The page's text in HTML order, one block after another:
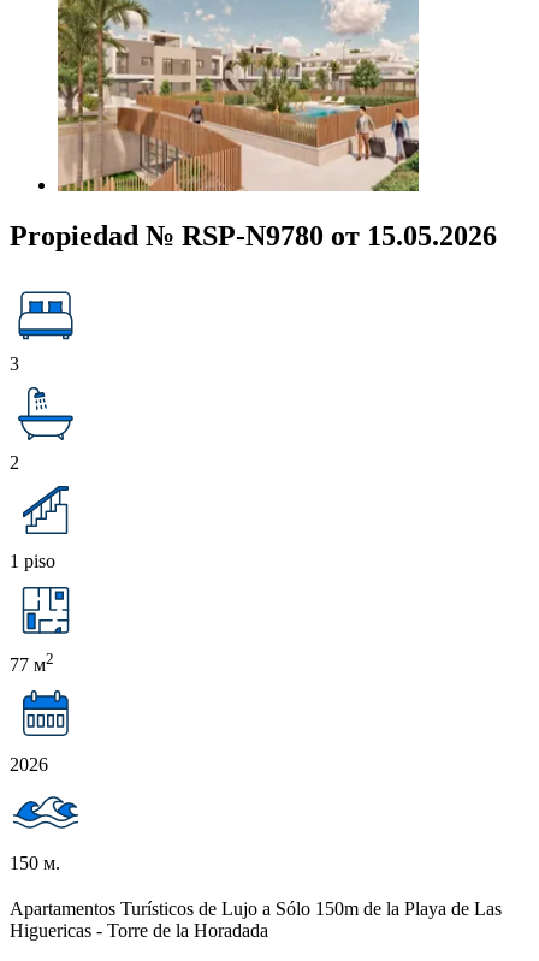
Propiedad № RSP-N9780 от 15.05.2026
3
2
1 piso
77 м2
2026
150 м.
Apartamentos Turísticos de Lujo a Sólo 150m de la Playa de Las
Higuericas - Torre de la Horadada